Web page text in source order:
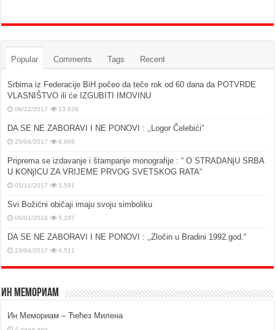
Popular Comments Tags Recent
Srbima iz Federacije BiH počeo da teče rok od 60 dana da POTVRDE
VLASNIŠTVO ili će IZGUBITI IMOVINU
06/12/2017 13,638
DA SE NE ZABORAVI I NE PONOVI : ‚‚Logor Čelebići”
25/04/2017 6,666
Priprema se izdavanje i štampanje monografije : “ O STRADANjU SRBA
U KONjICU ZA VRIJEME PRVOG SVETSKOG RATA“
01/11/2017 5,591
Svi Božićni običaji imaju svoju simboliku
06/01/2018 5,287
DA SE NE ZABORAVI I NE PONOVI : ‚‚Zločin u Bradini 1992.god.“
23/04/2017 4,511
Ин Мемориам
Ин Мемориам – Ћећез Милена